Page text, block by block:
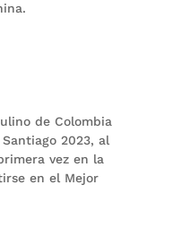
de Colombia
2023, al
vez en la
en el Mejor